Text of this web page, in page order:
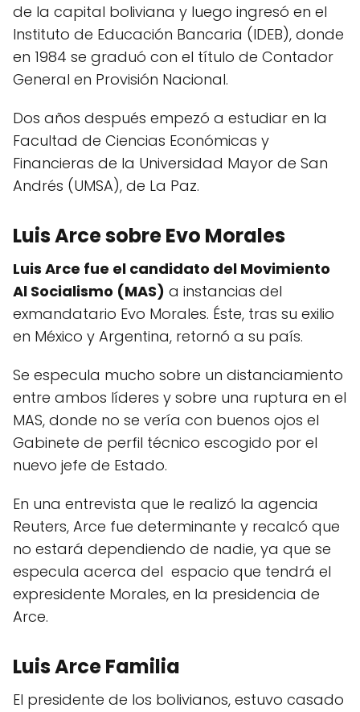
de la capital boliviana y luego ingresó en el
Instituto de Educación Bancaria (IDEB), donde
en 1984 se graduó con el título de Contador
General en Provisión Nacional.
Dos años después empezó a estudiar en la
Facultad de Ciencias Económicas y
Financieras de la Universidad Mayor de San
Andrés (UMSA), de La Paz.
Luis Arce sobre Evo Morales
Luis Arce fue el candidato del Movimiento
Al Socialismo (MAS) a instancias del
exmandatario Evo Morales. Éste, tras su exilio
en México y Argentina, retornó a su país.
Se especula mucho sobre un distanciamiento
entre ambos líderes y sobre una ruptura en el
MAS, donde no se vería con buenos ojos el
Gabinete de perfil técnico escogido por el
nuevo jefe de Estado.
En una entrevista que le realizó la agencia
Reuters, Arce fue determinante y recalcó que
no estará dependiendo de nadie, ya que se
especula acerca del espacio que tendrá el
expresidente Morales, en la presidencia de
Arce.
Luis Arce Familia
El presidente de los bolivianos, estuvo casado